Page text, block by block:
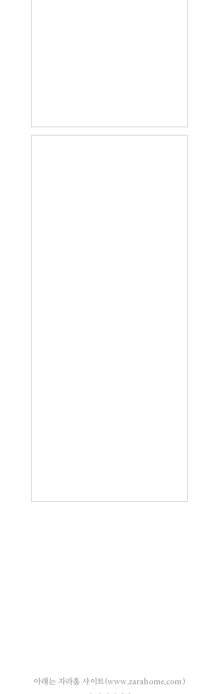
아래는 자라홈 사이트(www.zarahome.com)